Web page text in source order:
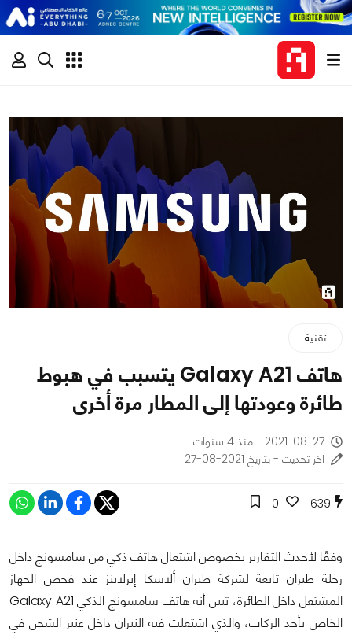
تقنية
هاتف Galaxy A21 يتسبب في هبوط
طائرة وعودتها إلى المطار مرة أخرى
2021-08-27 - منذ 4 سنوات
اخر تحديث - بتاريخ 2021-08-27
639
0
وفقًا لأحدث التقارير بخصوص اشتعال هاتف ذكي من سامسونج داخل
رحلة طيران تابعة لشركة طيران ألاسكا إيرلاينز عند فحص الجهاز
المشتعل داخل الطائرة، تبين أنه هاتف سامسونج الذكي Galaxy A21
الخاص بأحد الركاب، والذي اشتعلت فيه النيران داخل عنبر الشحن في